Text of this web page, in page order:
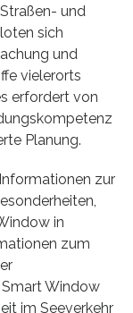
und
sich
und
vielerorts
erfordert von
Planung.
zur
in
zum
Window
im Seeverkehr